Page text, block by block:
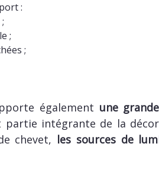
:
;
;
également une
intégrante de la
chevet, les sources de